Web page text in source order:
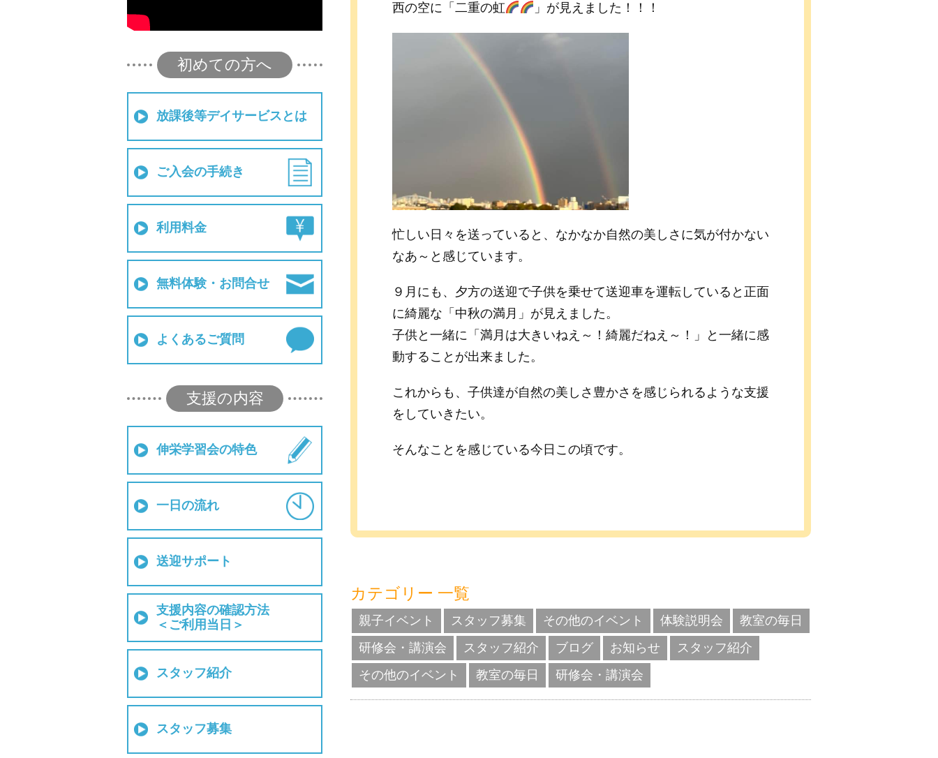
初めての方へ
放課後等デイサービスとは
ご入会の手続き
利用料金
無料体験・お問合せ
よくあるご質問
支援の内容
伸栄学習会の特色
一日の流れ
送迎サポート
支援内容の確認方法
＜ご利用当日＞
スタッフ紹介
スタッフ募集
西の空に「二重の虹 」が見えました！！！
忙しい日々を送っていると、なかなか自然の美しさに気が付かない
なあ～と感じています。
９月にも、夕方の送迎で子供を乗せて送迎車を運転していると正面
に綺麗な「中秋の満月」が見えました。
子供と一緒に「満月は大きいねえ～！綺麗だねえ～！」と一緒に感
動することが出来ました。
これからも、子供達が自然の美しさ豊かさを感じられるような支援
をしていきたい。
そんなことを感じている今日この頃です。
カテゴリー 一覧
親子イベント スタッフ募集 その他のイベント 体験説明会
教室の毎日
研修会・講演会
スタッフ紹介 ブログ お知らせ
スタッフ紹介
その他のイベント
教室の毎日 研修会・講演会